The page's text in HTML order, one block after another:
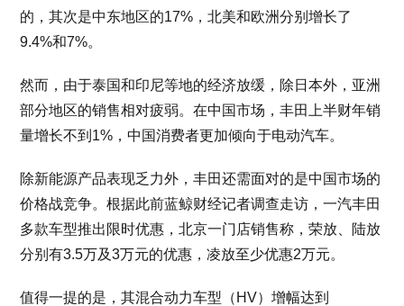
的，其次是中东地区的17%，北美和欧洲分别增长了
9.4%和7%。
然而，由于泰国和印尼等地的经济放缓，除日本外，亚洲
部分地区的销售相对疲弱。在中国市场，丰田上半财年销
量增长不到1%，中国消费者更加倾向于电动汽车。
除新能源产品表现乏力外，丰田还需面对的是中国市场的
价格战竞争。根据此前蓝鲸财经记者调查走访，一汽丰田
多款车型推出限时优惠，北京一门店销售称，荣放、陆放
分别有3.5万及3万元的优惠，凌放至少优惠2万元。
值得一提的是，其混合动力车型（HV）增幅达到